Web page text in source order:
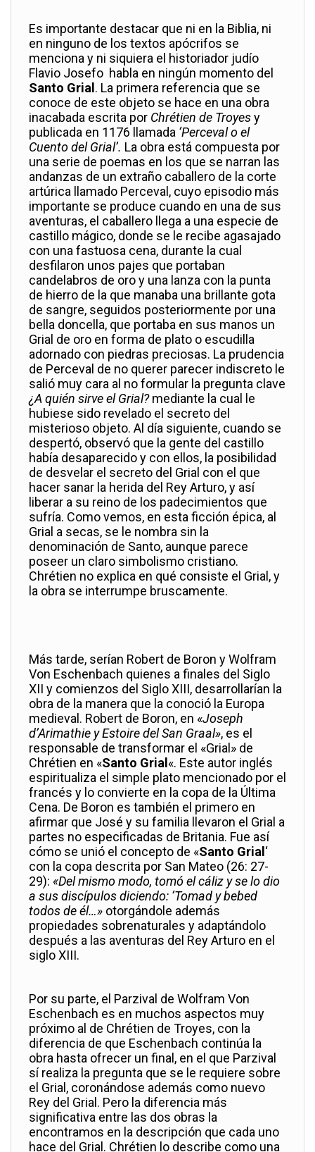
Es importante destacar que ni en la Biblia, ni
en ninguno de los textos apócrifos se
menciona y ni siquiera el historiador judío
Flavio Josefo habla en ningún momento del
Santo Grial . La primera referencia que se
conoce de este objeto se hace en una obra
inacabada escrita por Chrétien de Troyesy
publicada en 1176 llamada ‘Perceval o el
Cuento del Grial’. La obra está compuesta por
una serie de poemas en los que se narran las
andanzas de un extraño caballero de la corte
artúrica llamado Perceval, cuyo episodio más
importante se produce cuando en una de sus
aventuras, el caballero llega a una especie de
castillo mágico, donde se le recibe agasajado
con una fastuosa cena, durante la cual
desfilaron unos pajes que portaban
candelabros de oro y una lanza con la punta
de hierro de la que manaba una brillante gota
de sangre, seguidos posteriormente por una
bella doncella, que portaba en sus manos un
Grial de oro en forma de plato o escudilla
adornado con piedras preciosas. La prudencia
de Perceval de no querer parecer indiscreto le
salió muy cara al no formular la pregunta clave
¿A quién sirve el Grial?mediante la cual le
hubiese sido revelado el secreto del
misterioso objeto. Al día siguiente, cuando se
despertó, observó que la gente del castillo
había desaparecido y con ellos, la posibilidad
de desvelar el secreto del Grial con el que
hacer sanar la herida del Rey Arturo, y así
liberar a su reino de los padecimientos que
sufría. Como vemos, en esta ficción épica, al
Grial a secas, se le nombra sin la
denominación de Santo, aunque parece
poseer un claro simbolismo cristiano.
Chrétien no explica en qué consiste el Grial, y
la obra se interrumpe bruscamente.
Más tarde, serían Robert de Boron y Wolfram
Von Eschenbach quienes a finales del Siglo
XII y comienzos del Siglo XIII, desarrollarían la
obra de la manera que la conoció la Europa
medieval. Robert de Boron, en «Joseph
d’Arimathie y Estoire del San Graal», es el
responsable de transformar el «Grial» de
Chrétien en «Santo Grial «. Este autor inglés
espiritualiza el simple plato mencionado por el
francés y lo convierte en la copa de la Última
Cena. De Boron es también el primero en
afirmar que José y su familia llevaron el Grial a
partes no especificadas de Britania. Fue así
cómo se unió el concepto de «Santo Grial ‘
con la copa descrita por San Mateo (26: 27-
29): «Del mismo modo, tomó el cáliz y se lo dio
a sus discípulos diciendo: ‘Tomad y bebed
todos de él…» otorgándole además
propiedades sobrenaturales y adaptándolo
después a las aventuras del Rey Arturo en el
siglo XIII.
Por su parte, el Parzival de Wolfram Von
Eschenbach es en muchos aspectos muy
próximo al de Chrétien de Troyes, con la
diferencia de que Eschenbach continúa la
obra hasta ofrecer un final, en el que Parzival
sí realiza la pregunta que se le requiere sobre
el Grial, coronándose además como nuevo
Rey del Grial. Pero la diferencia más
significativa entre las dos obras la
encontramos en la descripción que cada uno
hace del Grial. Chrétien lo describe como una